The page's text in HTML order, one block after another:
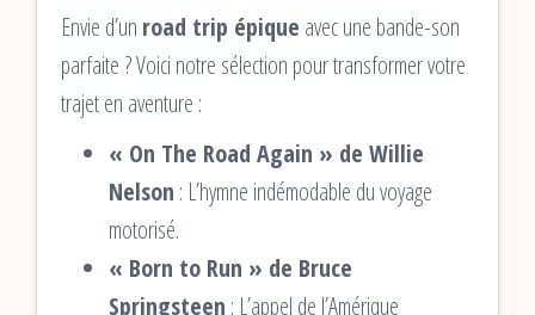
Envie d’un road trip épique avec une bande-son
parfaite ? Voici notre sélection pour transformer votre
trajet en aventure :
« On The Road Again » de Willie
Nelson : L’hymne indémodable du voyage
motorisé.
« Born to Run » de Bruce
Springsteen : L’appel de l’Amérique